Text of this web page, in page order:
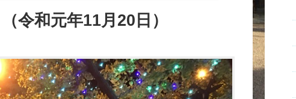
令和元年11月20日）